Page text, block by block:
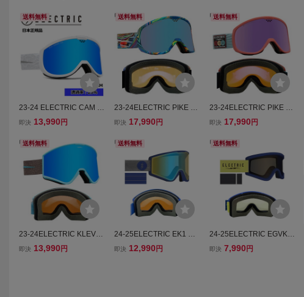
送料無料
23-24 ELECTRIC CAM カ
ラー:MATTE WHITE NUR
ME CONTRASTエレクト
即決 13,990 円
送料無料
23-24ELECTRIC KLEVE
LAND カラー:DELPHI SP
即決 13,990 円
送料無料
23-24ELECTRIC PIKE カ
ラー:MIKE PARILLO レン
STエレクトリック
即決 17,990 円
送料無料
24-25ELECTRIC EK1 カ
ラー:FLOOD BLUE レン
即決 12,990 円
送料無料
23-24ELECTRIC PIKE カ
ラー:PLANETARY レンズ:
RASTエレクトリック
即決 17,990 円
送料無料
24-25ELECTRIC EGVK
カラー:LIME BLUE レン
即決 7,990 円